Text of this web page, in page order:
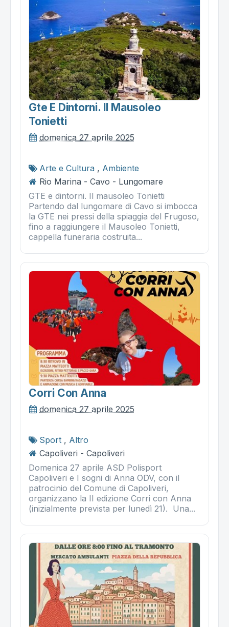
Gte E Dintorni. Il Mausoleo
Tonietti
domenica 27 aprile 2025
Arte e Cultura , Ambiente
Rio Marina - Cavo - Lungomare
GTE e dintorni. Il mausoleo Tonietti
Partendo dal lungomare di Cavo si imbocca
la GTE nei pressi della spiaggia del Frugoso,
fino a raggiungere il Mausoleo Tonietti,
cappella funeraria costruita...
Corri Con Anna
domenica 27 aprile 2025
Sport , Altro
Capoliveri - Capoliveri
Domenica 27 aprile ASD Polisport
Capoliveri e I sogni di Anna ODV, con il
patrocinio del Comune di Capoliveri,
organizzano la II edizione Corri con Anna
(inizialmente prevista per lunedì 21). Una...